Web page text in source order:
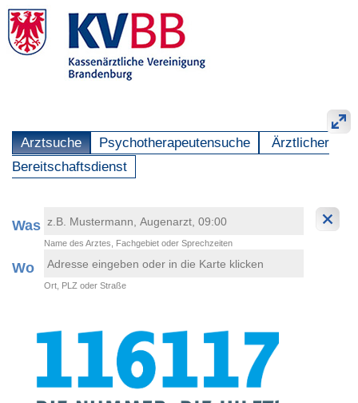
Arztsuche Psychotherapeutensuche
Ärztlicher
Bereitschaftsdienst
Was
Name des Arztes, Fachgebiet oder Sprechzeiten
Wo
Ort, PLZ oder Straße